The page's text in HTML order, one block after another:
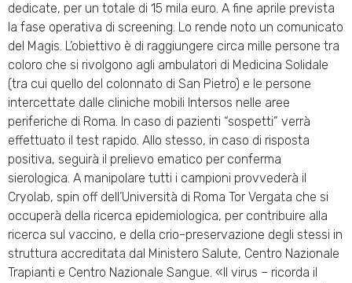
dedicate, per un totale di 15 mila euro. A fine aprile prevista
la fase operativa di screening. Lo rende noto un comunicato
del Magis. L’obiettivo è di raggiungere circa mille persone tra
coloro che si rivolgono agli ambulatori di Medicina Solidale
(tra cui quello del colonnato di San Pietro) e le persone
intercettate dalle cliniche mobili Intersos nelle aree
periferiche di Roma. In caso di pazienti “sospetti” verrà
effettuato il test rapido. Allo stesso, in caso di risposta
positiva, seguirà il prelievo ematico per conferma
sierologica. A manipolare tutti i campioni provvederà il
Cryolab, spin off dell’Università di Roma Tor Vergata che si
occuperà della ricerca epidemiologica, per contribuire alla
ricerca sul vaccino, e della crio-preservazione degli stessi in
struttura accreditata dal Ministero Salute, Centro Nazionale
Trapianti e Centro Nazionale Sangue. «Il virus – ricorda il